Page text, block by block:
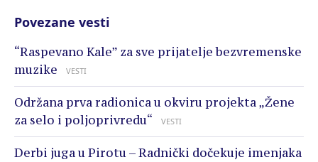
Povezane vesti
“Raspevano Kale” za sve prijatelje bezvremenske
muzike
VESTI
Održana prva radionica u okviru projekta „Žene
za selo i poljoprivredu“
VESTI
Derbi juga u Pirotu – Radnički dočekuje imenjaka